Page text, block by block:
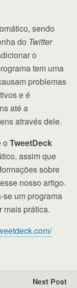
sendo
do Twitter
o
tem uma
problemas
e é
até a
através dele.
o TweetDeck
assim que
sobre
nosso artigo.
se um programa
mais prática.
Next Post